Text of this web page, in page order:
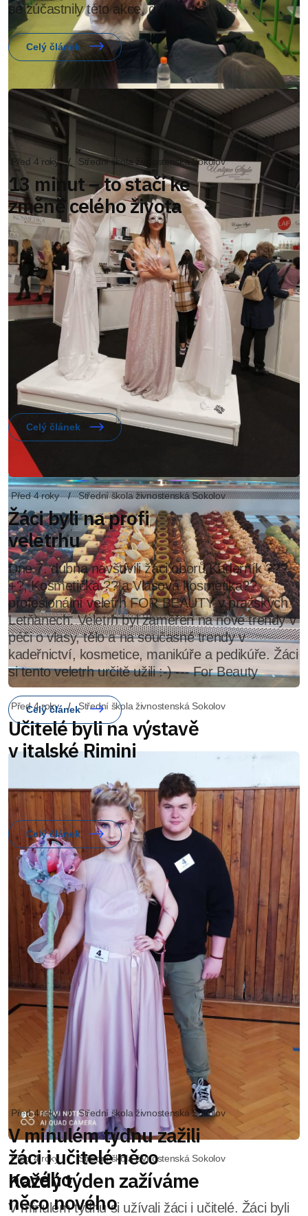
se zúčastnily této akce, děkujeme.
Celý článek
Před 4 roky Střední škola živnostenská Sokolov
Žáci byli na profi
veletrhu
Dne 7. dubna navštívili žáci oborů Kadeřník ???
+?, Kosmetička ?? a Vlasová kosmetika??
profesionální veletrh FOR BEAUTY v pražských
Letňanech. Veletrh byl zaměřen na nové trendy v
péči o vlasy, tělo a na současné trendy v
kadeřnictví, kosmetice, manikúře a pedikúře. Žáci
si tento veletrh určitě užili :-) --- For Beauty
Celý článek
Před 4 roky Střední škola živnostenská Sokolov
Každý týden zažíváme
něco nového